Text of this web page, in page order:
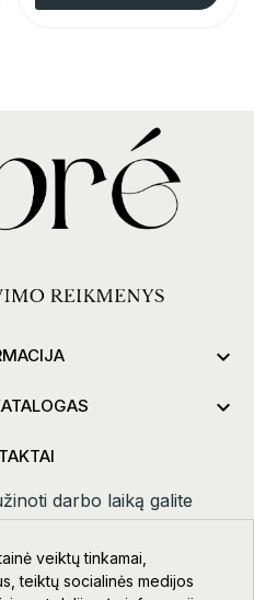


darbo laiką galite
kontaktai.
109, Klaipėda
veiktų tinkamai,
teiktų socialinės medijos